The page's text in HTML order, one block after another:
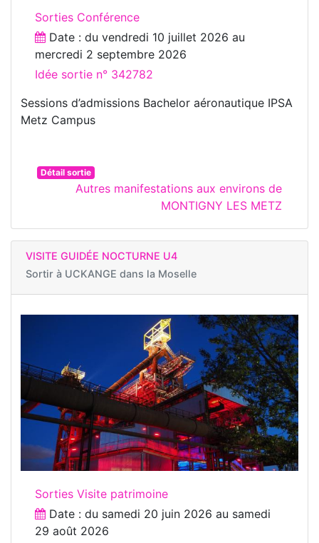
Sorties Conférence
Date : du vendredi 10 juillet 2026 au
mercredi 2 septembre 2026
Idée sortie n° 342782
Sessions d’admissions Bachelor aéronautique IPSA
Metz Campus
Détail sortie
Autres manifestations aux environs de
MONTIGNY LES METZ
VISITE GUIDÉE NOCTURNE U4
Sortir à UCKANGE dans la Moselle
Sorties Visite patrimoine
Date : du samedi 20 juin 2026 au samedi
29 août 2026